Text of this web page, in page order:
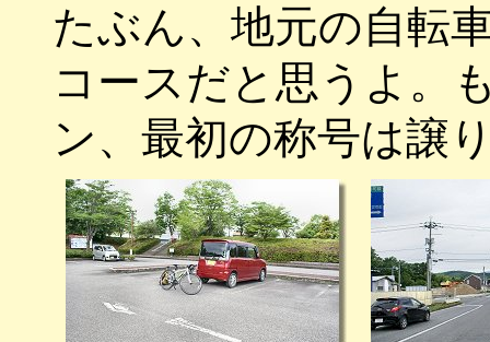
たぶん、地元の自転
コースだと思うよ。
ン、最初の称号は譲